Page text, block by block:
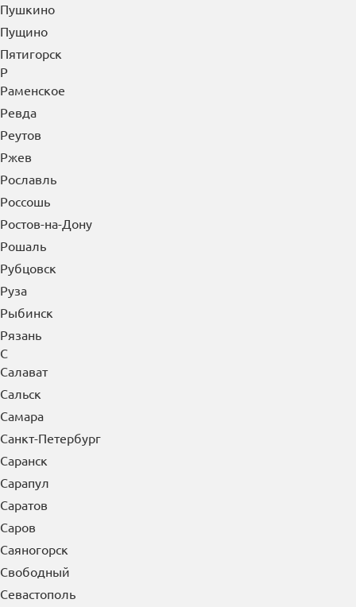
Пушкино
Пущино
Пятигорск
Р
Раменское
Ревда
Реутов
Ржев
Рославль
Россошь
Ростов-на-Дону
Рошаль
Рубцовск
Руза
Рыбинск
Рязань
С
Салават
Сальск
Самара
Санкт-Петербург
Саранск
Сарапул
Саратов
Саров
Саяногорск
Свободный
Севастополь